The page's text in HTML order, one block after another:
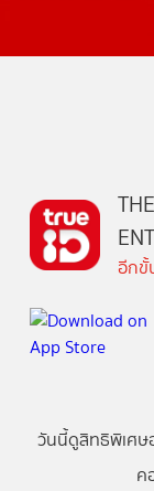
อีกขั้
วันนี้ดูสิทธิพิเศษ
ค